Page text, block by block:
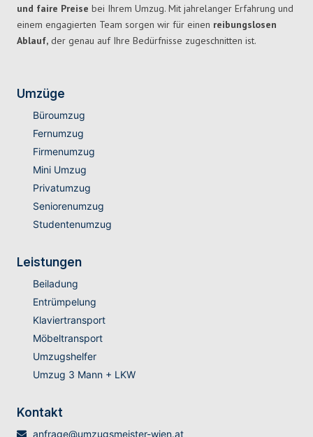
und faire Preise bei Ihrem Umzug. Mit jahrelanger Erfahrung und
einem engagierten Team sorgen wir für einen reibungslosen
Ablauf, der genau auf Ihre Bedürfnisse zugeschnitten ist.
Umzüge
Büroumzug
Fernumzug
Firmenumzug
Mini Umzug
Privatumzug
Seniorenumzug
Studentenumzug
Leistungen
Beiladung
Entrümpelung
Klaviertransport
Möbeltransport
Umzugshelfer
Umzug 3 Mann + LKW
Kontakt
anfrage@umzugsmeister-wien.at